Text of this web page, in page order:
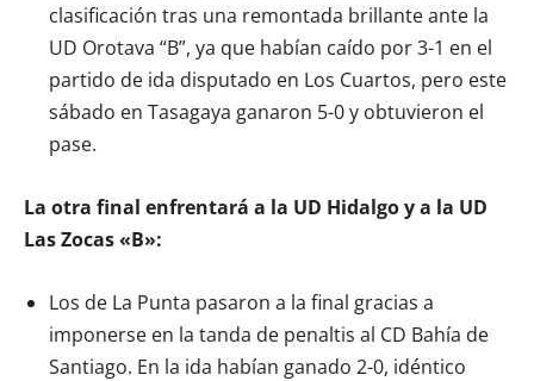
clasificación tras una remontada brillante ante la
UD Orotava “B”, ya que habían caído por 3-1 en el
partido de ida disputado en Los Cuartos, pero este
sábado en Tasagaya ganaron 5-0 y obtuvieron el
pase.
La otra final enfrentará a la UD Hidalgo y a la UD
Las Zocas «B»:
Los de La Punta pasaron a la final gracias a
imponerse en la tanda de penaltis al CD Bahía de
Santiago. En la ida habían ganado 2-0, idéntico